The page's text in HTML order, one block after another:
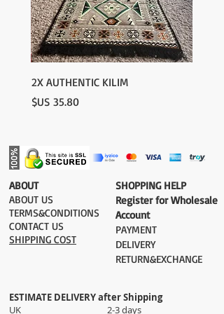
2X AUTHENTIC KILIM
السعر
​ABOUT
ABOUT US
TERMS&CONDITIONS
CONTACT US
SHIPPING COST
​SHOPPING HELP
Register for Wholesale
Account
PAYMENT​
DELIVERY
RETURN&EXCHANGE
ESTIMATE DELIVERY after Shipping
UK 2-3 days